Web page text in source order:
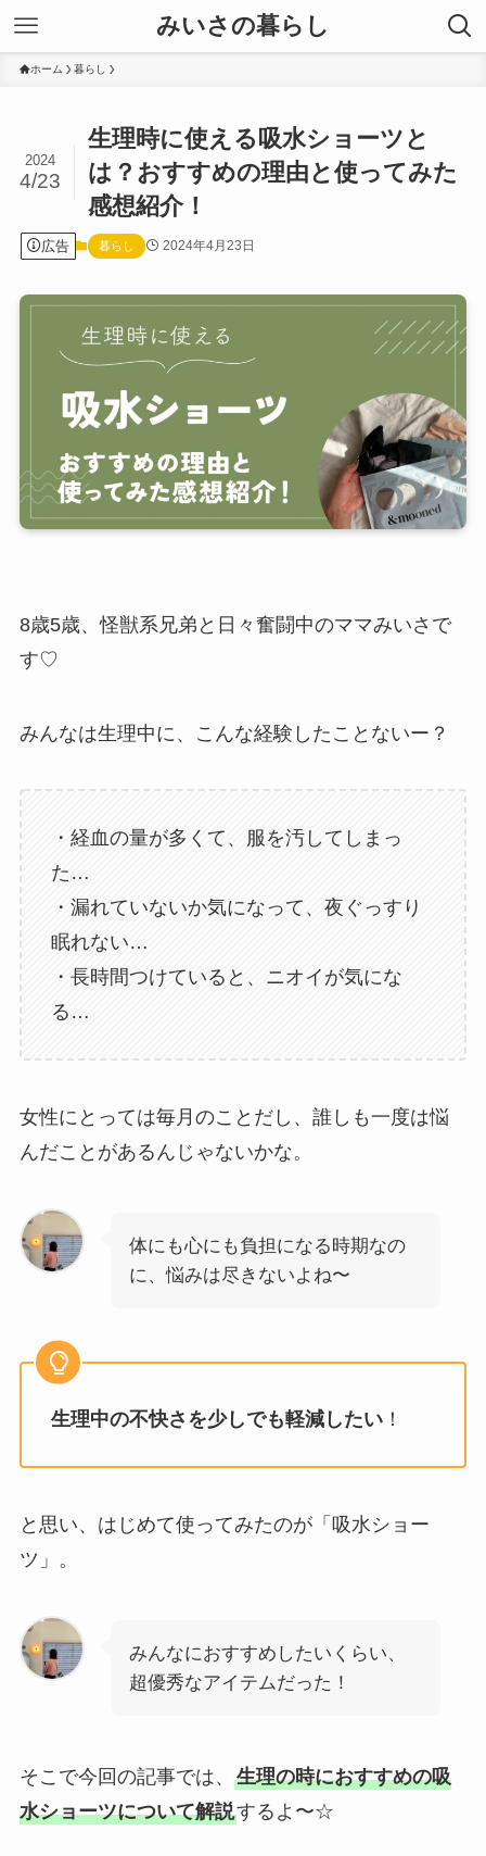
みいさの暮らし
ホーム 暮らし
生理時に使える吸水ショーツと
は？おすすめの理由と使ってみた
感想紹介！
2024
4/23
広告 暮らし 2024年4月23日
8歳5歳、怪獣系兄弟と日々奮闘中のママみいさで
す♡
みんなは生理中に、こんな経験したことないー？
・経血の量が多くて、服を汚してしまっ
た…
・漏れていないか気になって、夜ぐっすり
眠れない…
・長時間つけていると、ニオイが気にな
る…
女性にとっては毎月のことだし、誰しも一度は悩
んだことがあるんじゃないかな。
体にも心にも負担になる時期なの
に、悩みは尽きないよね〜
生理中の不快さを少しでも軽減したい！
と思い、はじめて使ってみたのが「吸水ショー
ツ」。
みんなにおすすめしたいくらい、
超優秀なアイテムだった！
そこで今回の記事では、 生理の時におすすめの吸
水ショーツについて解説するよ〜☆